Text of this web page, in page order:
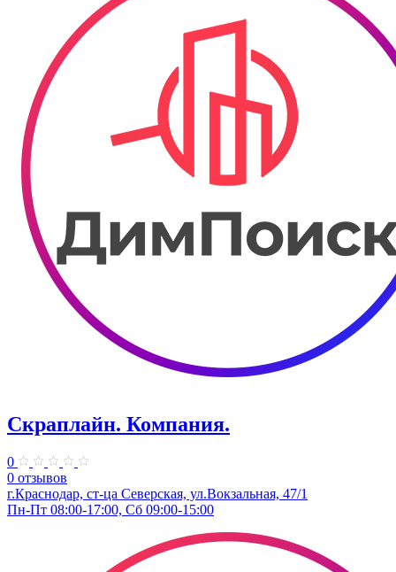
Скраплайн. Компания.
0
0 отзывов
г.Краснодар, ст-ца Северская, ул.Вокзальная, 47/1
Пн-Пт 08:00-17:00, Сб 09:00-15:00